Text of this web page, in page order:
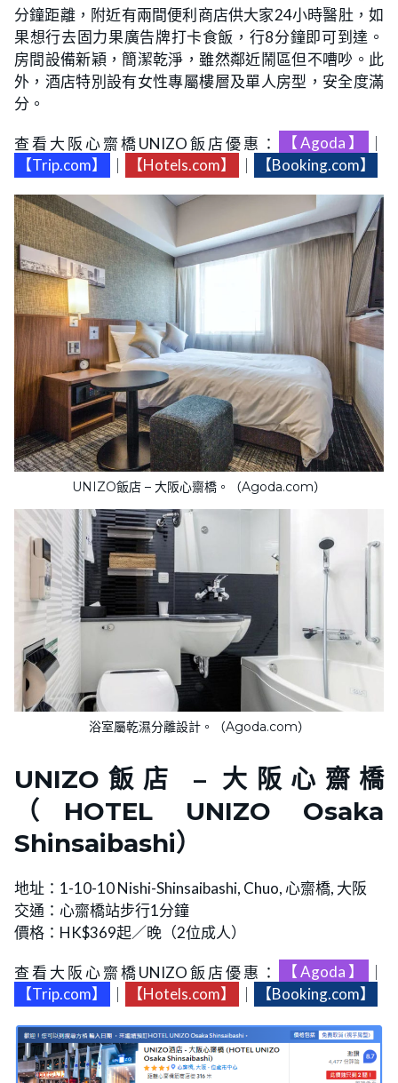
分鐘距離，附近有兩間便利商店供大家24小時醫肚，如
果想行去固力果廣告牌打卡食飯，行8分鐘即可到達。
房間設備新穎，簡潔乾淨，雖然鄰近鬧區但不嘈吵。此
外，酒店特別設有女性專屬樓層及單人房型，安全度滿
分。
查看大阪心齋橋UNIZO飯店優惠： 【Agoda】
【Trip.com】
【Hotels.com】 【Booking.com】
UNIZO飯店 – 大阪心齋橋。（Agoda.com）
浴室屬乾濕分離設計。（Agoda.com）
UNIZO飯店 – 大阪心齋橋
（HOTEL UNIZO Osaka
Shinsaibashi）
地址：1-10-10 Nishi-Shinsaibashi, Chuo, 心齋橋, 大阪
交通：心齋橋站步行1分鐘
價格：HK$369起／晚（2位成人）
查看大阪心齋橋UNIZO飯店優惠： 【Agoda】
【Trip.com】
【Hotels.com】 【Booking.com】